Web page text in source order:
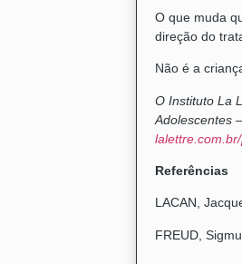
O que muda
direção do
Não é a
O Instituto La
Adolescentes
Referências
LACAN,
FREUD,